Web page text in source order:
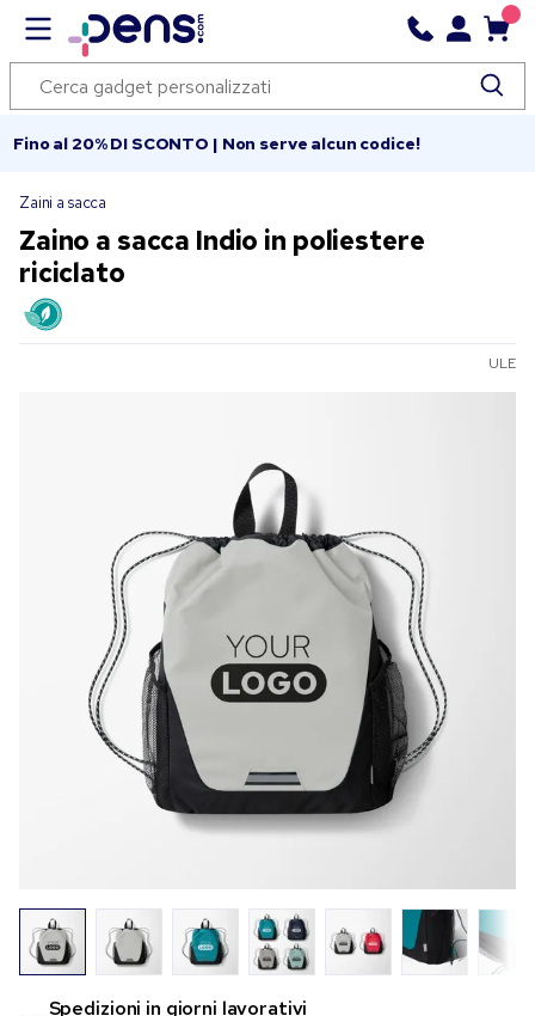
Fino al 20% DI SCONTO | Non serve alcun codice!
Zaini a sacca
Zaino a sacca Indio in poliestere
riciclato
ULE
Spedizioni in giorni lavorativi